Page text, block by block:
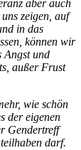
aber auch
zeigen, auf
in das
können wir
Angst und
außer Frust
wie schön
der eigenen
Gendertreff
darf.